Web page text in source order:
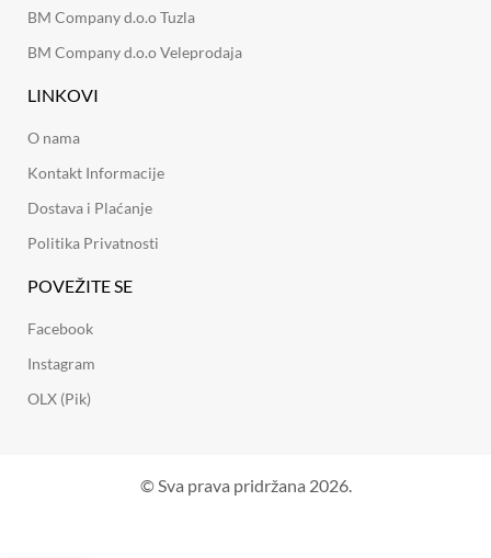
BM Company d.o.o Tuzla
BM Company d.o.o Veleprodaja
LINKOVI
O nama
Kontakt Informacije
Dostava i Plaćanje
Politika Privatnosti
POVEŽITE SE
Facebook
Instagram
OLX (Pik)
© Sva prava pridržana 2026.